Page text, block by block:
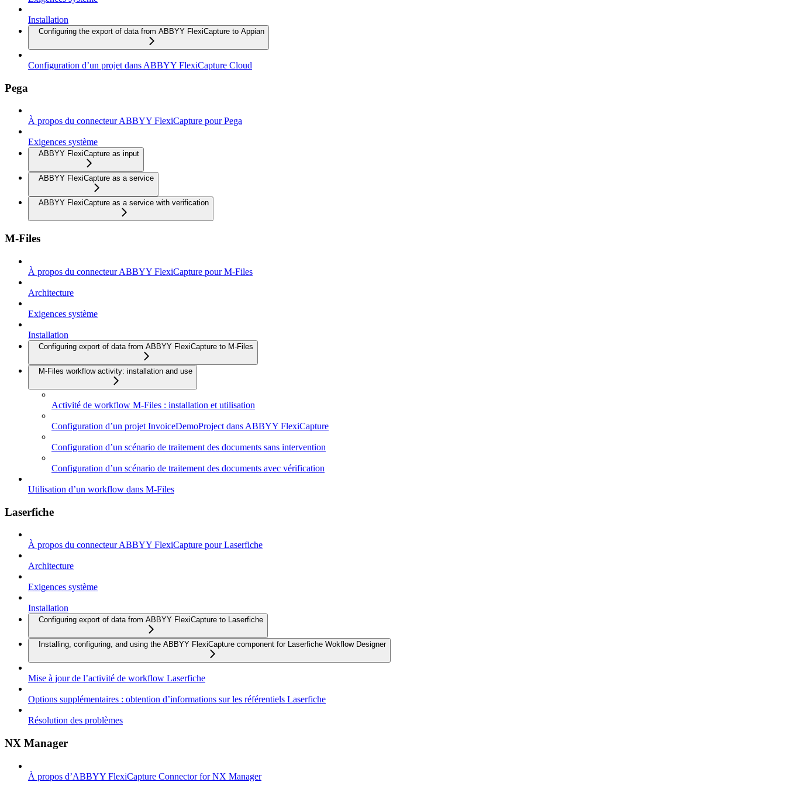
Installation
Configuring the export of data from ABBYY FlexiCapture to Appian
Configuration d’un projet dans ABBYY FlexiCapture Cloud
Pega
À propos du connecteur ABBYY FlexiCapture pour Pega
Exigences système
ABBYY FlexiCapture as input
ABBYY FlexiCapture as a service
ABBYY FlexiCapture as a service with verification
M-Files
À propos du connecteur ABBYY FlexiCapture pour M-Files
Architecture
Exigences système
Installation
Configuring export of data from ABBYY FlexiCapture to M-Files
M-Files workflow activity: installation and use
Activité de workflow M-Files : installation et utilisation
Configuration d’un projet InvoiceDemoProject dans ABBYY FlexiCapture
Configuration d’un scénario de traitement des documents sans intervention
Configuration d’un scénario de traitement des documents avec vérification
Utilisation d’un workflow dans M-Files
Laserfiche
À propos du connecteur ABBYY FlexiCapture pour Laserfiche
Architecture
Exigences système
Installation
Configuring export of data from ABBYY FlexiCapture to Laserfiche
Installing, configuring, and using the ABBYY FlexiCapture component for Laserfiche Wokflow Designer
Mise à jour de l’activité de workflow Laserfiche
Options supplémentaires : obtention d’informations sur les référentiels Laserfiche
Résolution des problèmes
NX Manager
À propos d’ABBYY FlexiCapture Connector for NX Manager